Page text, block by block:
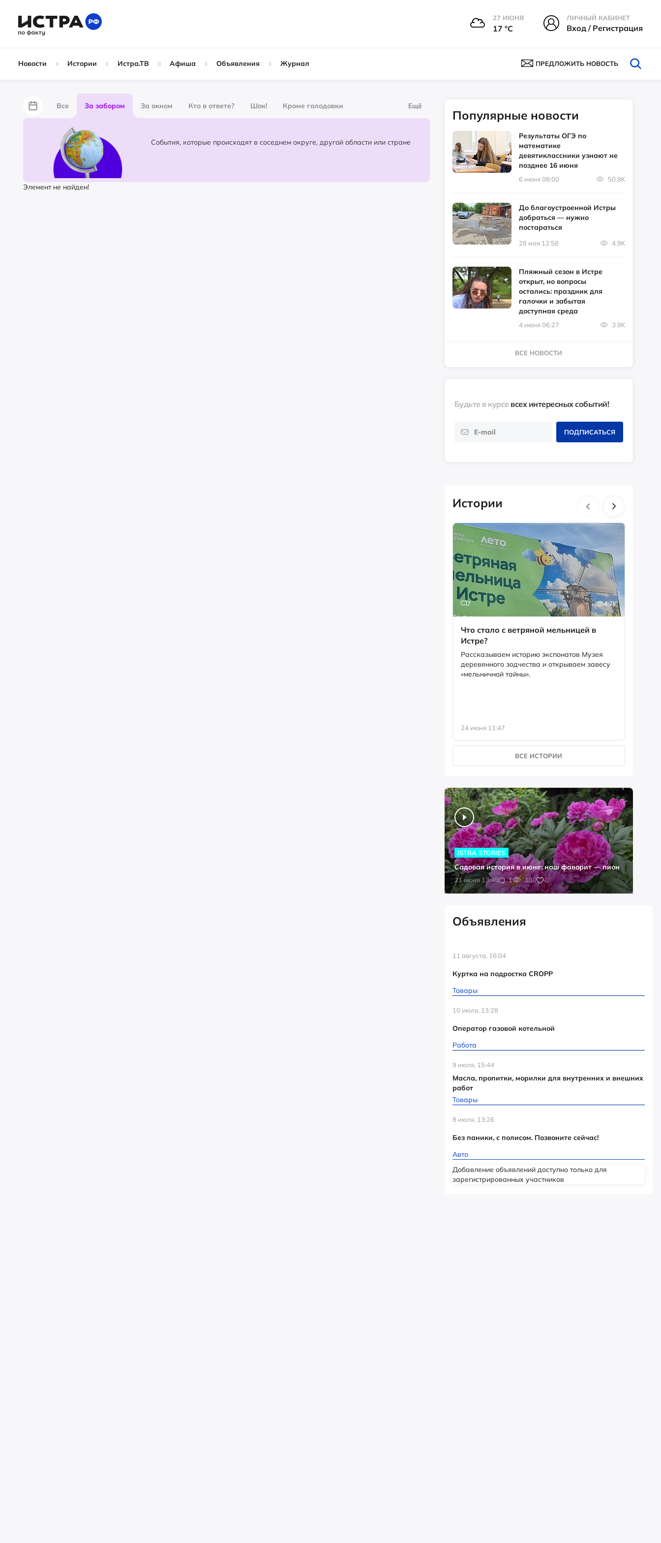
27 ИЮНЯ
17 °С
ЛИЧНЫЙ КАБИНЕТ
Вход / Регистрация
Новости Истории Истра.ТВ Афиша Объявления Журнал ПРЕДЛОЖИТЬ НОВОСТЬ
Все За забором За окном Кто в ответе? Шок! Кроме голодовки
Лайфхаки
Народные новости
Ещё
События, которые происходят в соседнем округе, другой области или стране
Элемент не найден!
Популярные новости
Результаты ОГЭ по
математике
девятиклассники узнают не
позднее 16 июня
6 июня 08:00 50.8K
До благоустроенной Истры
добраться — нужно
постараться
28 мая 12:58 4.9K
Пляжный сезон в Истре
открыт, но вопросы
остались: праздник для
галочки и забытая
доступная среда
4 июня 06:27 3.9K
ВСЕ НОВОСТИ
Будьте в курсе всех интересных событий!
ПОДПИСАТЬСЯ
Истории
7 4.7K
Что стало с ветряной мельницей в
Истре?
Рассказываем историю экспонатов Музея
деревянного зодчества и открываем завесу
«мельничной тайны».
24 июня 11:47
ВСЕ ИСТОРИИ
21 июня 13:45 1 130 0
ISTRA STORIES
Садовая история в июне: наш фаворит — пион
Объявления
11 августа, 16:04
Куртка на подростка CROPP
Товары
10 июля, 13:28
Оператор газовой котельной
Работа
9 июля, 15:44
Масла, пропитки, морилки для внутренних и внешних
работ
Товары
8 июля, 13:26
Без паники, с полисом. Позвоните сейчас!
Авто
Добавление объявлений доступно только для
зарегистрированных участников